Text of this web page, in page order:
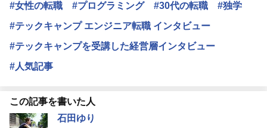
#女性の転職
#プログラミング #30代の転職
#独学
#テックキャンプ エンジニア転職 インタビュー
#テックキャンプを受講した経営層インタビュー
#人気記事
この記事を書いた人
石田ゆり